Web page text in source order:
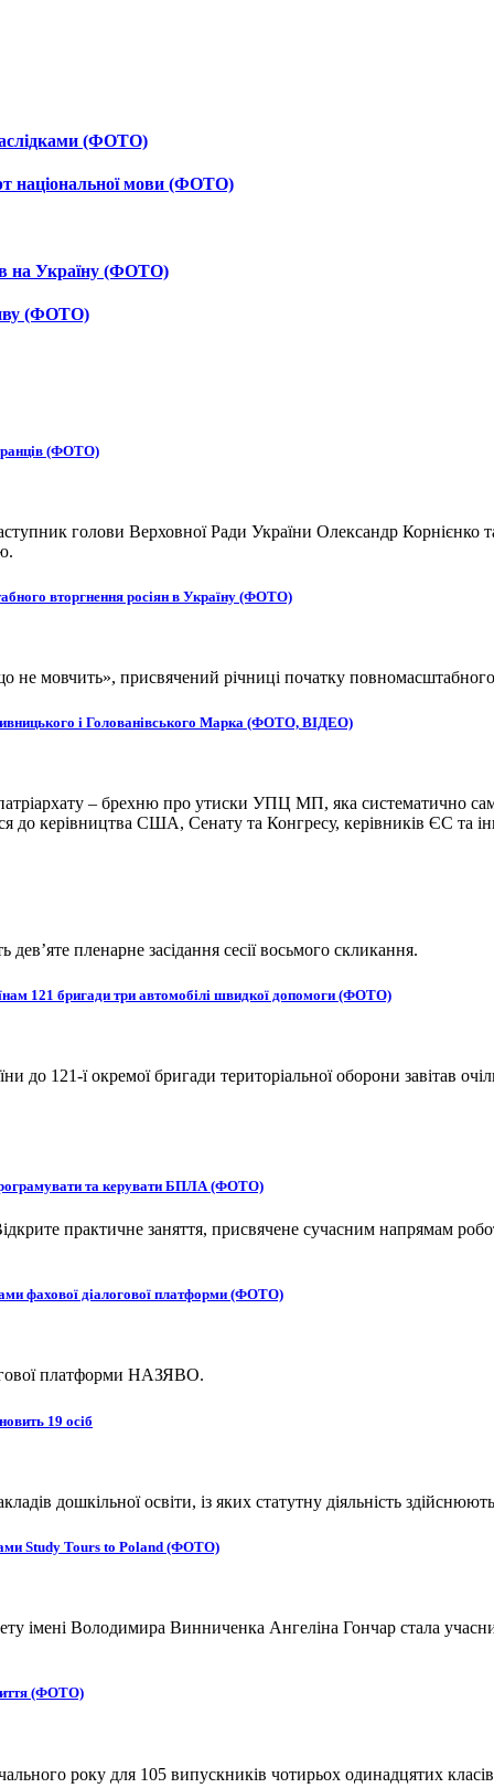
(ФОТО)
національної мови (ФОТО)
на Україну (ФОТО)
(ФОТО)
(ФОТО)
голови Верховної Ради України Олександр Корнієнко
вторгнення росіян в Україну (ФОТО)
не мовчить», присвячений річниці початку
і Голованівського Марка (ФОТО, ВІДЕО)
– брехню про утиски УПЦ МП, яка систематично
до керівництва США, Сенату та Конгресу, керівників ЄС та
пленарне засідання сесії восьмого скликання.
121 бригади три автомобілі швидкої допомоги (ФОТО)
до 121-ї окремої бригади територіальної оборони завітав
та керувати БПЛА (ФОТО)
практичне заняття, присвячене сучасним напрямам
фахової діалогової платформи (ФОТО)
платформи НАЗЯВО.
19 осіб
дошкільної освіти, із яких статутну діяльність
Study Tours to Poland (ФОТО)
імені Володимира Винниченка Ангеліна Гончар стала
(ФОТО)
року для 105 випускників чотирьох одинадцятих